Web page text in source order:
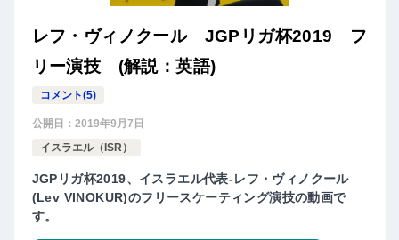
レフ・ヴィノクール JGPリガ杯2019 フ
リー演技 (解説：英語)
コメント(5)
公開日： 2019年9月7日
イスラエル（ISR）
JGPリガ杯2019、イスラエル代表-レフ・ヴィノクール
(Lev VINOKUR)のフリースケーティング演技の動画で
す。